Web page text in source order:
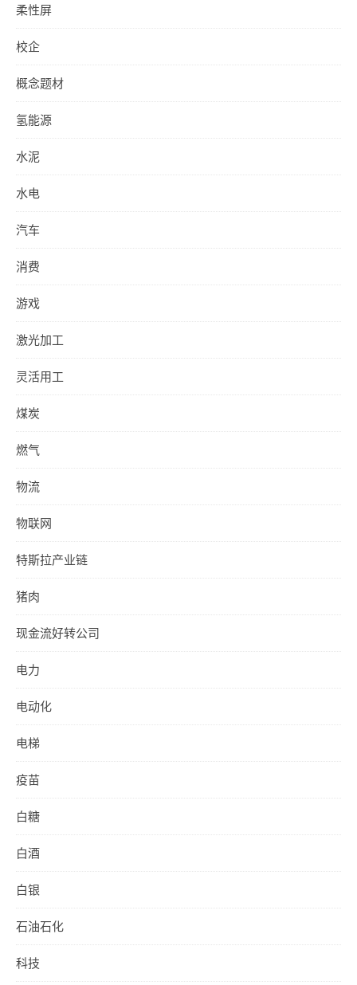
柔性屏
校企
概念题材
氢能源
水泥
水电
汽车
消费
游戏
激光加工
灵活用工
煤炭
燃气
物流
物联网
特斯拉产业链
猪肉
现金流好转公司
电力
电动化
电梯
疫苗
白糖
白酒
白银
石油石化
科技